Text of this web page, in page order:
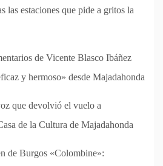
las estaciones que pide a gritos la
de Vicente Blasco Ibáñez
y hermoso» desde Majadahonda
que devolvió el vuelo a
de la Cultura de Majadahonda
de Burgos «Colombine»: